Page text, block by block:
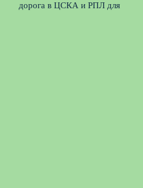
дорога в ЦСКА и РПЛ для